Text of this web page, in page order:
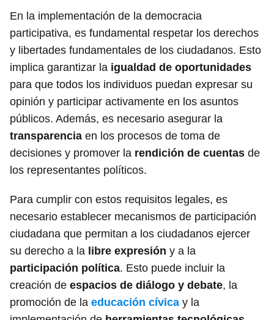
En la implementación de la democracia
participativa, es fundamental respetar los derechos
y libertades fundamentales de los ciudadanos. Esto
implica garantizar la igualdad de oportunidades
para que todos los individuos puedan expresar su
opinión y participar activamente en los asuntos
públicos. Además, es necesario asegurar la
transparencia en los procesos de toma de
decisiones y promover la rendición de cuentas de
los representantes políticos.
Para cumplir con estos requisitos legales, es
necesario establecer mecanismos de participación
ciudadana que permitan a los ciudadanos ejercer
su derecho a la libre expresión y a la
participación política. Esto puede incluir la
creación de espacios de diálogo y debate, la
promoción de la educación cívica y la